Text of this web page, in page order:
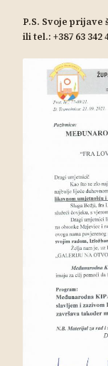
P.S. Svoje prijave
ili tel.: +387 63 342